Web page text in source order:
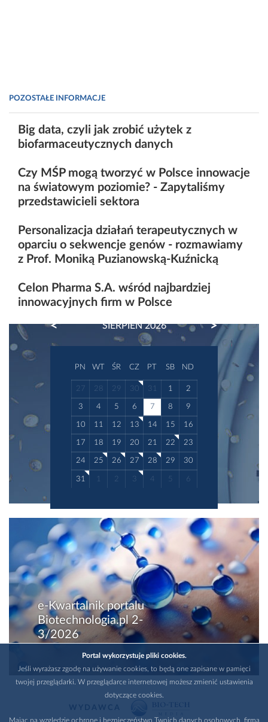
POZOSTAŁE INFORMACJE
Big data, czyli jak zrobić użytek z
biofarmaceutycznych danych
Czy MŚP mogą tworzyć w Polsce innowacje
na światowym poziomie? - Zapytaliśmy
przedstawicieli sektora
Personalizacja działań terapeutycznych w
oparciu o sekwencje genów - rozmawiamy
z Prof. Moniką Puzianowską-Kuźnicką
Celon Pharma S.A. wśród najbardziej
innowacyjnych firm w Polsce
SIERPIEŃ 2026
PREVIOUS NEXT
PN WT ŚR CZ PT SB ND
27 28 29 30 31 1 2
3 4 5 6 7 8 9
10 11 12 13 14 15 16
17 18 19 20 21 22 23
24 25 26 27 28 29 30
31 1 2 3 4 5 6
e-Kwartalnik portalu
Biotechnologia.pl 2-
3/2026
Portal wykorzystuje pliki cookies.
Jeśli wyrażasz zgodę na używanie cookies, to będą one zapisane w pamięci
twojej przeglądarki. W przeglądarce internetowej możesz zmienić ustawienia
dotyczące cookies.
Mając na względzie ochronę i bezpieczeństwo Twoich danych osobowych, firma